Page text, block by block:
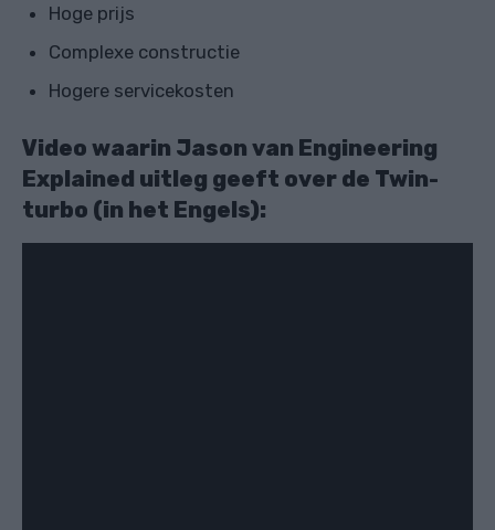
Hoge prijs
Complexe constructie
Hogere servicekosten
Video waarin Jason van Engineering
Explained uitleg geeft over de Twin-
turbo (in het Engels):